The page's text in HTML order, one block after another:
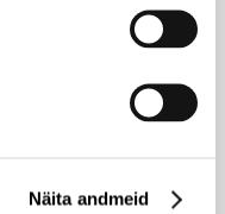
Näita andmeid